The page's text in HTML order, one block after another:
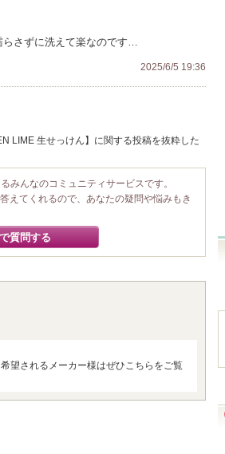
らさずに洗えて楽なのです…
2025/6/5 19:36
LIME 生せっけん】に関する投稿を抜粋した
みんなのコミュニティサービスです。
えてくれるので、あなたの疑問や悩みもき
質問する
望されるメーカー様はぜひこちらをご覧